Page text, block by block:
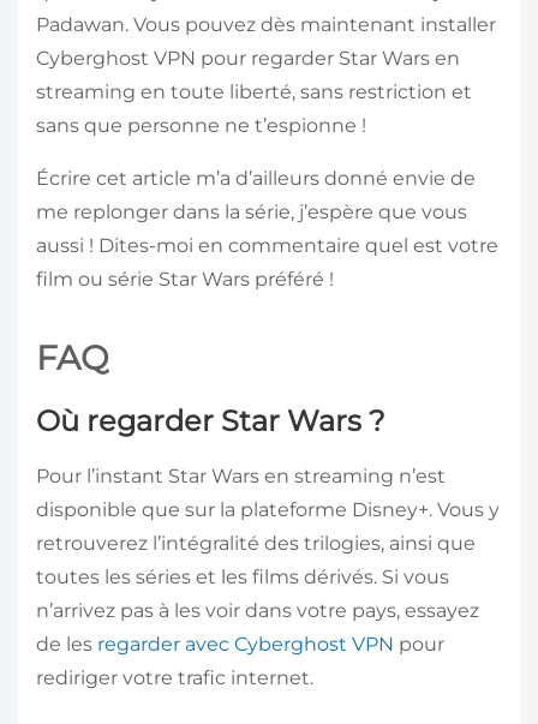
Padawan. Vous pouvez dès maintenant installer
Cyberghost VPN pour regarder Star Wars en
streaming en toute liberté, sans restriction et
sans que personne ne t’espionne !
Écrire cet article m’a d’ailleurs donné envie de
me replonger dans la série, j’espère que vous
aussi ! Dites-moi en commentaire quel est votre
film ou série Star Wars préféré !
FAQ
Où regarder Star Wars ?
Pour l’instant Star Wars en streaming n’est
disponible que sur la plateforme Disney+. Vous y
retrouverez l’intégralité des trilogies, ainsi que
toutes les séries et les films dérivés. Si vous
n’arrivez pas à les voir dans votre pays, essayez
de les regarder avec Cyberghost VPN pour
rediriger votre trafic internet.